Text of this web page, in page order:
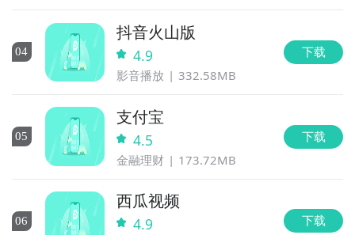
04
抖音火山版
4.9
影音播放 332.58MB
下载
05
支付宝
4.5
金融理财 173.72MB
下载
06
西瓜视频
4.9 下载